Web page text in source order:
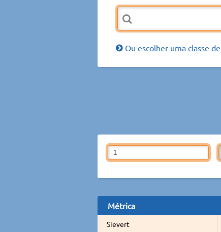
Ou escolher uma classe
Métrica
Sievert